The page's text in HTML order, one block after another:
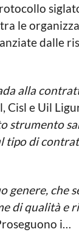
le
dalle
alla
e Uil
strumento
tipo di
genere, che
di qualità
i…